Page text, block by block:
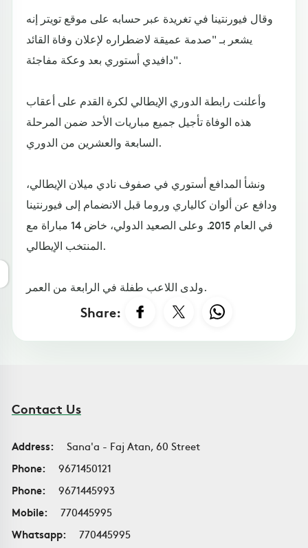
وقال فيورنتينا في تغريدة عبر حسابه على موقع تويتر إنه
يشعر بـ "صدمة عميقة لاضطراره لإعلان وفاة القائد
دافيدي أستوري بعد وعكة مفاجئة".
وأعلنت رابطة الدوري الإيطالي لكرة القدم على أعقاب
هذه الوفاة تأجيل جميع مباريات الأحد ضمن المرحلة
السابعة والعشرين من الدوري.
ونشأ المدافع أستوري في صفوف نادي ميلان الإيطالي،
ودافع عن ألوان كالياري وروما قبل الانضمام إلى فيورنتينا
في العام 2015. وعلى الصعيد الدولي، خاض 14 مباراة مع
المنتخب الإيطالي.
ولدى اللاعب طفلة في الرابعة من العمر.
Share:
Contact Us
Address:
Sana'a - Faj Atan, 60 Street
Phone:
9671450121
Phone:
9671445993
Mobile:
770445995
Whatsapp:
770445995